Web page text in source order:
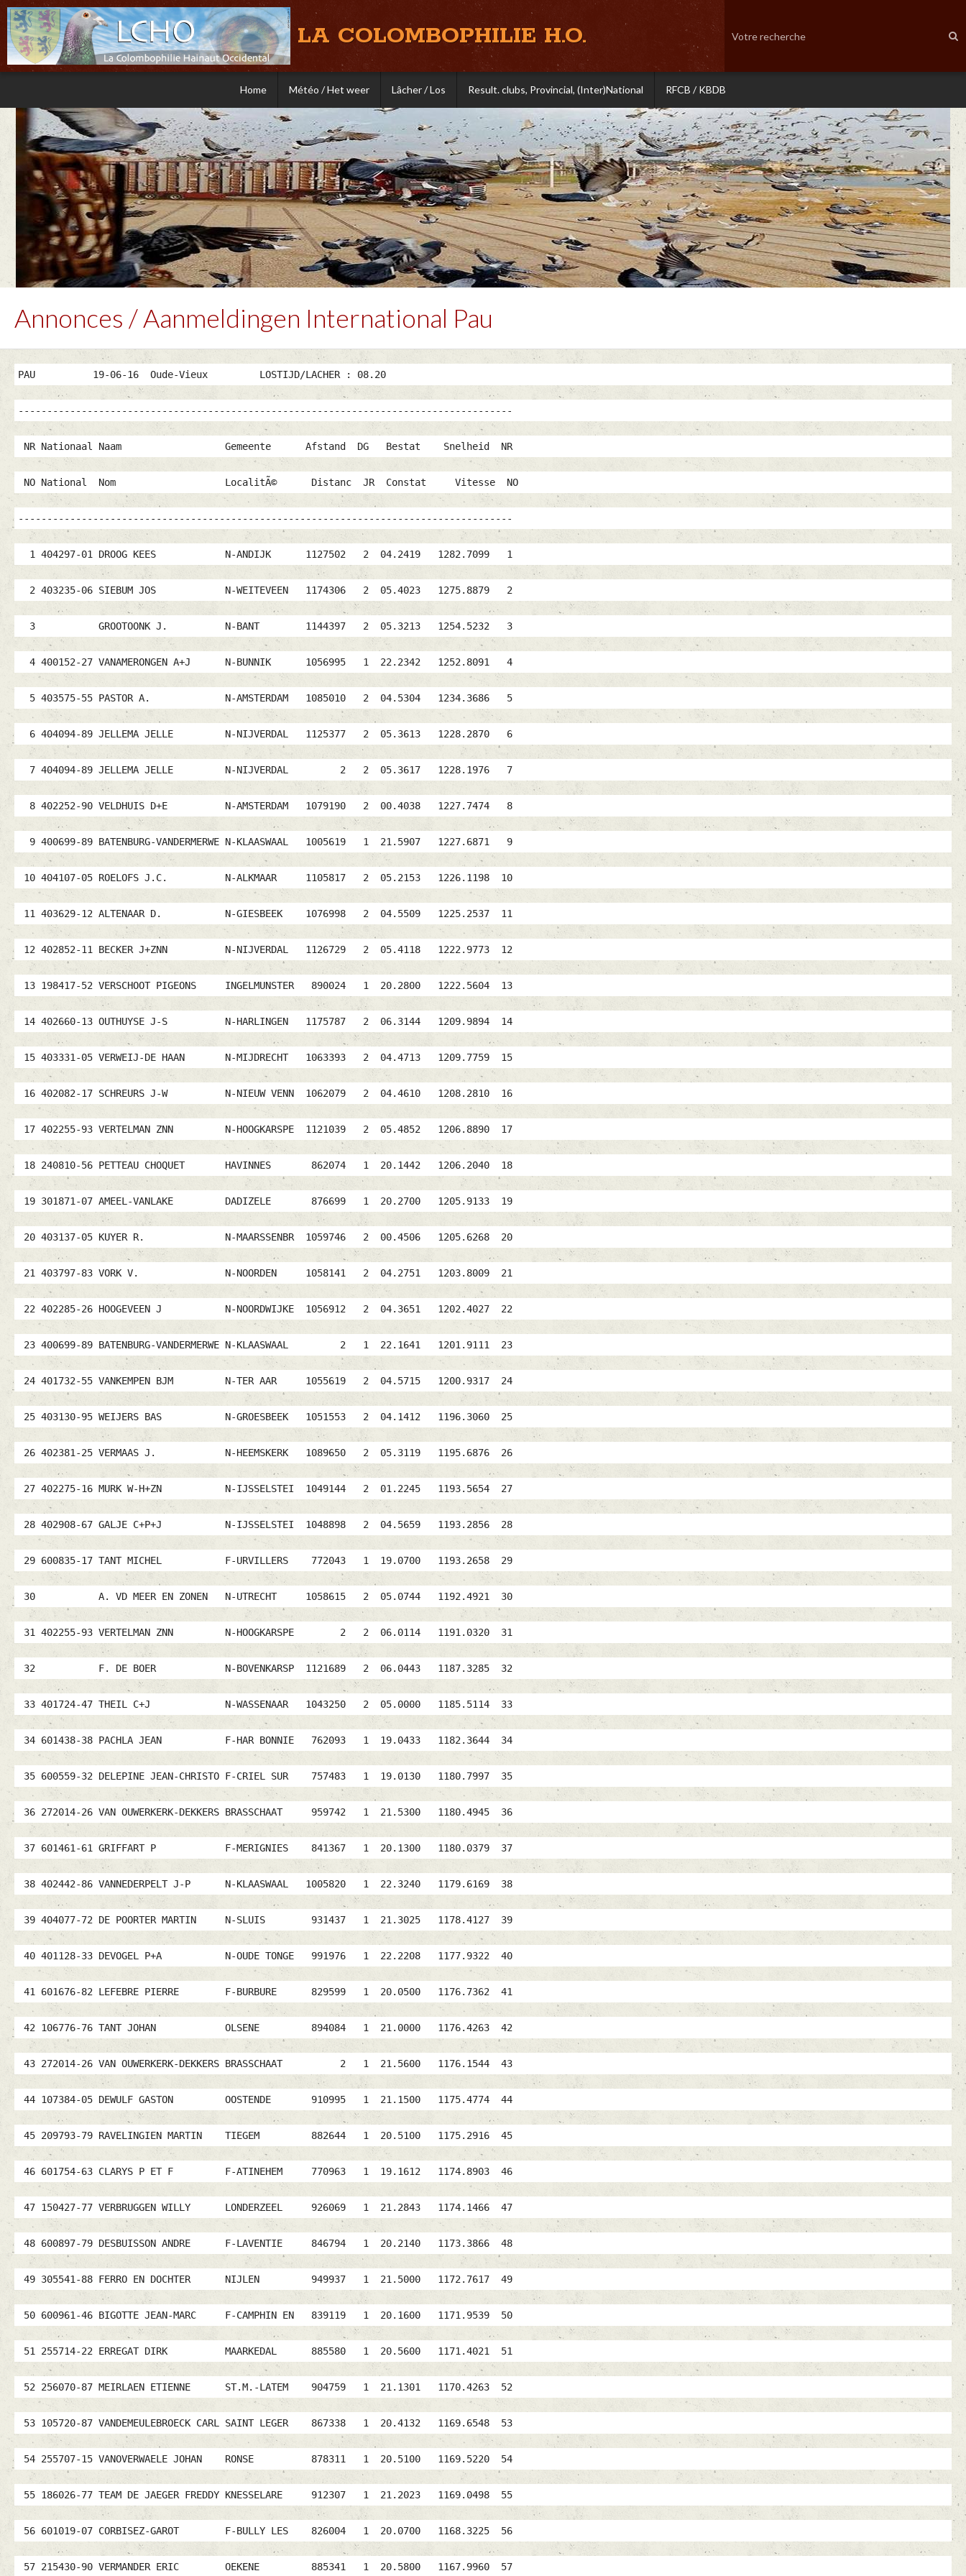
LA COLOMBOPHILIE H.O.
Home Météo / Het weer Lâcher / Los Result. clubs, Provincial, (Inter)National RFCB / KBDB
Annonces / Aanmeldingen International Pau
PAU 19-06-16 Oude-Vieux LOSTIJD/LACHER : 08.20
--------------------------------------------------------------------------------------
NR Nationaal Naam Gemeente Afstand DG Bestat Snelheid NR
NO National Nom LocalitÃ© Distanc JR Constat Vitesse NO
--------------------------------------------------------------------------------------
1 404297-01 DROOG KEES N-ANDIJK 1127502 2 04.2419 1282.7099 1
2 403235-06 SIEBUM JOS N-WEITEVEEN 1174306 2 05.4023 1275.8879 2
3 GROOTOONK J. N-BANT 1144397 2 05.3213 1254.5232 3
4 400152-27 VANAMERONGEN A+J N-BUNNIK 1056995 1 22.2342 1252.8091 4
5 403575-55 PASTOR A. N-AMSTERDAM 1085010 2 04.5304 1234.3686 5
6 404094-89 JELLEMA JELLE N-NIJVERDAL 1125377 2 05.3613 1228.2870 6
7 404094-89 JELLEMA JELLE N-NIJVERDAL 2 2 05.3617 1228.1976 7
8 402252-90 VELDHUIS D+E N-AMSTERDAM 1079190 2 00.4038 1227.7474 8
9 400699-89 BATENBURG-VANDERMERWE N-KLAASWAAL 1005619 1 21.5907 1227.6871 9
10 404107-05 ROELOFS J.C. N-ALKMAAR 1105817 2 05.2153 1226.1198 10
11 403629-12 ALTENAAR D. N-GIESBEEK 1076998 2 04.5509 1225.2537 11
12 402852-11 BECKER J+ZNN N-NIJVERDAL 1126729 2 05.4118 1222.9773 12
13 198417-52 VERSCHOOT PIGEONS INGELMUNSTER 890024 1 20.2800 1222.5604 13
14 402660-13 OUTHUYSE J-S N-HARLINGEN 1175787 2 06.3144 1209.9894 14
15 403331-05 VERWEIJ-DE HAAN N-MIJDRECHT 1063393 2 04.4713 1209.7759 15
16 402082-17 SCHREURS J-W N-NIEUW VENN 1062079 2 04.4610 1208.2810 16
17 402255-93 VERTELMAN ZNN N-HOOGKARSPE 1121039 2 05.4852 1206.8890 17
18 240810-56 PETTEAU CHOQUET HAVINNES 862074 1 20.1442 1206.2040 18
19 301871-07 AMEEL-VANLAKE DADIZELE 876699 1 20.2700 1205.9133 19
20 403137-05 KUYER R. N-MAARSSENBR 1059746 2 00.4506 1205.6268 20
21 403797-83 VORK V. N-NOORDEN 1058141 2 04.2751 1203.8009 21
22 402285-26 HOOGEVEEN J N-NOORDWIJKE 1056912 2 04.3651 1202.4027 22
23 400699-89 BATENBURG-VANDERMERWE N-KLAASWAAL 2 1 22.1641 1201.9111 23
24 401732-55 VANKEMPEN BJM N-TER AAR 1055619 2 04.5715 1200.9317 24
25 403130-95 WEIJERS BAS N-GROESBEEK 1051553 2 04.1412 1196.3060 25
26 402381-25 VERMAAS J. N-HEEMSKERK 1089650 2 05.3119 1195.6876 26
27 402275-16 MURK W-H+ZN N-IJSSELSTEI 1049144 2 01.2245 1193.5654 27
28 402908-67 GALJE C+P+J N-IJSSELSTEI 1048898 2 04.5659 1193.2856 28
29 600835-17 TANT MICHEL F-URVILLERS 772043 1 19.0700 1193.2658 29
30 A. VD MEER EN ZONEN N-UTRECHT 1058615 2 05.0744 1192.4921 30
31 402255-93 VERTELMAN ZNN N-HOOGKARSPE 2 2 06.0114 1191.0320 31
32 F. DE BOER N-BOVENKARSP 1121689 2 06.0443 1187.3285 32
33 401724-47 THEIL C+J N-WASSENAAR 1043250 2 05.0000 1185.5114 33
34 601438-38 PACHLA JEAN F-HAR BONNIE 762093 1 19.0433 1182.3644 34
35 600559-32 DELEPINE JEAN-CHRISTO F-CRIEL SUR 757483 1 19.0130 1180.7997 35
36 272014-26 VAN OUWERKERK-DEKKERS BRASSCHAAT 959742 1 21.5300 1180.4945 36
37 601461-61 GRIFFART P F-MERIGNIES 841367 1 20.1300 1180.0379 37
38 402442-86 VANNEDERPELT J-P N-KLAASWAAL 1005820 1 22.3240 1179.6169 38
39 404077-72 DE POORTER MARTIN N-SLUIS 931437 1 21.3025 1178.4127 39
40 401128-33 DEVOGEL P+A N-OUDE TONGE 991976 1 22.2208 1177.9322 40
41 601676-82 LEFEBRE PIERRE F-BURBURE 829599 1 20.0500 1176.7362 41
42 106776-76 TANT JOHAN OLSENE 894084 1 21.0000 1176.4263 42
43 272014-26 VAN OUWERKERK-DEKKERS BRASSCHAAT 2 1 21.5600 1176.1544 43
44 107384-05 DEWULF GASTON OOSTENDE 910995 1 21.1500 1175.4774 44
45 209793-79 RAVELINGIEN MARTIN TIEGEM 882644 1 20.5100 1175.2916 45
46 601754-63 CLARYS P ET F F-ATINEHEM 770963 1 19.1612 1174.8903 46
47 150427-77 VERBRUGGEN WILLY LONDERZEEL 926069 1 21.2843 1174.1466 47
48 600897-79 DESBUISSON ANDRE F-LAVENTIE 846794 1 20.2140 1173.3866 48
49 305541-88 FERRO EN DOCHTER NIJLEN 949937 1 21.5000 1172.7617 49
50 600961-46 BIGOTTE JEAN-MARC F-CAMPHIN EN 839119 1 20.1600 1171.9539 50
51 255714-22 ERREGAT DIRK MAARKEDAL 885580 1 20.5600 1171.4021 51
52 256070-87 MEIRLAEN ETIENNE ST.M.-LATEM 904759 1 21.1301 1170.4263 52
53 105720-87 VANDEMEULEBROECK CARL SAINT LEGER 867338 1 20.4132 1169.6548 53
54 255707-15 VANOVERWAELE JOHAN RONSE 878311 1 20.5100 1169.5220 54
55 186026-77 TEAM DE JAEGER FREDDY KNESSELARE 912307 1 21.2023 1169.0498 55
56 601019-07 CORBISEZ-GAROT F-BULLY LES 826004 1 20.0700 1168.3225 56
57 215430-90 VERMANDER ERIC OEKENE 885341 1 20.5800 1167.9960 57